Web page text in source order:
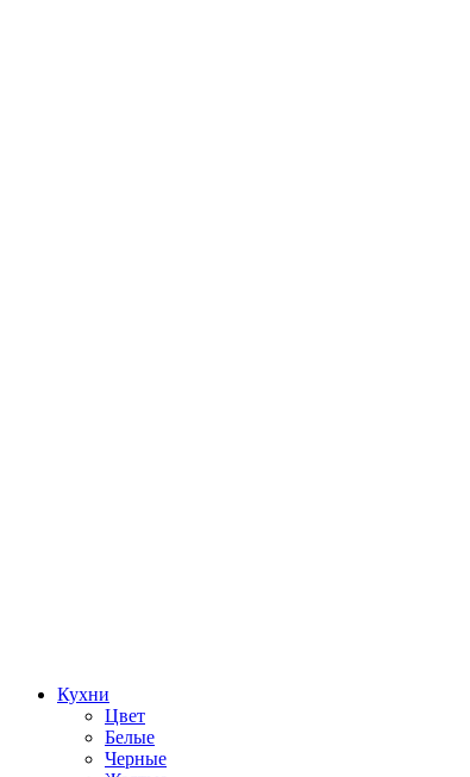
Кухни
Цвет
Белые
Черные